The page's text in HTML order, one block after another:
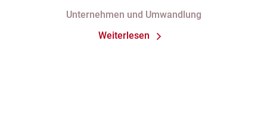
Unternehmen und Umwandlung
Weiterlesen